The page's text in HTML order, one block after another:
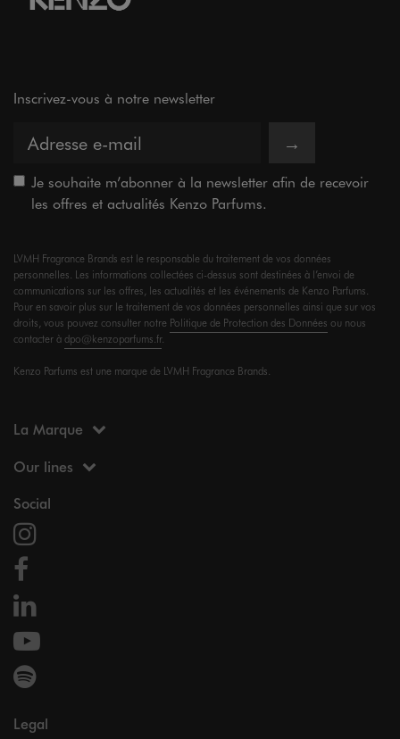
Inscrivez-vous à notre newsletter
→
Je souhaite m’abonner à la newsletter afin de recevoir
les offres et actualités Kenzo Parfums.
LVMH Fragrance Brands est le responsable du traitement de vos données
personnelles. Les informations collectées ci-dessus sont destinées à l’envoi de
communications sur les offres, les actualités et les événements de Kenzo Parfums.
Pour en savoir plus sur le traitement de vos données personnelles ainsi que sur vos
droits, vous pouvez consulter notre Politique de Protection des Données ou nous
contacter àdpo@kenzoparfums.fr.
Kenzo Parfums est une marque de LVMH Fragrance Brands.
La Marque
Our lines
Social
Legal